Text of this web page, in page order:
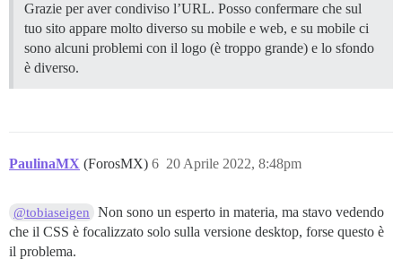
Grazie per aver condiviso l’URL. Posso confermare che sul
tuo sito appare molto diverso su mobile e web, e su mobile ci
sono alcuni problemi con il logo (è troppo grande) e lo sfondo
è diverso.
PaulinaMX (ForosMX) 20 Aprile 2022, 8:48pm
6
@tobiaseigen
Non sono un esperto in materia, ma stavo vedendo
che il CSS è focalizzato solo sulla versione desktop, forse questo è
il problema.